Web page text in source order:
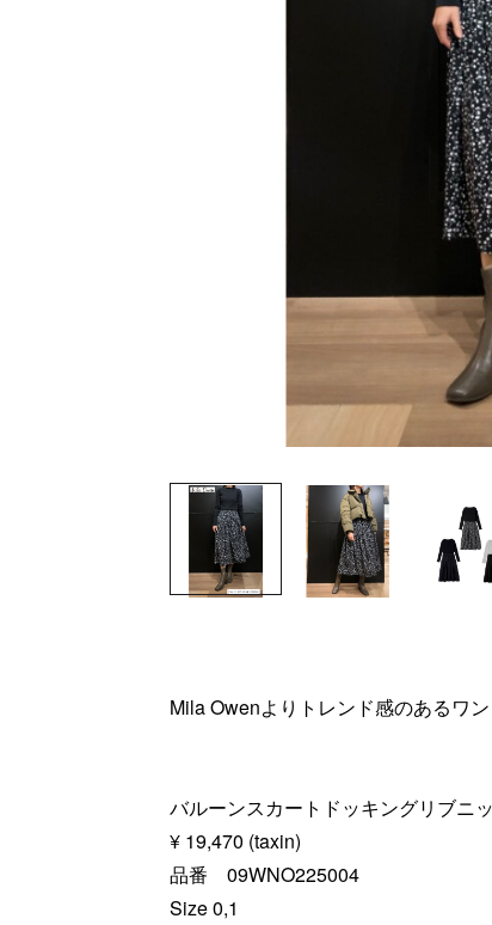
Mila Owenよりトレンド感のあるワ
バルーンスカートドッキングリブニ
¥ 19,470 (taxin)
品番 09WNO225004
Size 0,1